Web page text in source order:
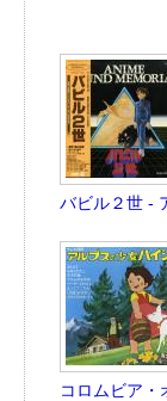
バビル２世 -
コロムビア・